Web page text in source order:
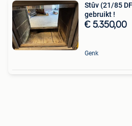
Stûv (21/85
gebruikt !
€ 5.350,00
Genk